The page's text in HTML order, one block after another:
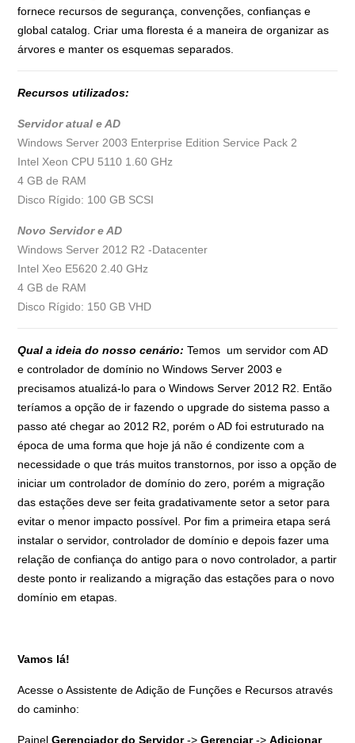
fornece recursos de segurança, convenções, confianças e
global catalog. Criar uma floresta é a maneira de organizar as
árvores e manter os esquemas separados.
Recursos utilizados:
Servidor atual e AD
Windows Server 2003 Enterprise Edition Service Pack 2
Intel Xeon CPU 5110 1.60 GHz
4 GB de RAM
Disco Rígido: 100 GB SCSI
Novo Servidor e AD
Windows Server 2012 R2 -Datacenter
Intel Xeo E5620 2.40 GHz
4 GB de RAM
Disco Rígido: 150 GB VHD
Qual a ideia do nosso cenário: Temos um servidor com AD
e controlador de domínio no Windows Server 2003 e
precisamos atualizá-lo para o Windows Server 2012 R2. Então
teríamos a opção de ir fazendo o upgrade do sistema passo a
passo até chegar ao 2012 R2, porém o AD foi estruturado na
época de uma forma que hoje já não é condizente com a
necessidade o que trás muitos transtornos, por isso a opção de
iniciar um controlador de domínio do zero, porém a migração
das estações deve ser feita gradativamente setor a setor para
evitar o menor impacto possível. Por fim a primeira etapa será
instalar o servidor, controlador de domínio e depois fazer uma
relação de confiança do antigo para o novo controlador, a partir
deste ponto ir realizando a migração das estações para o novo
domínio em etapas.
Vamos lá!
Acesse o Assistente de Adição de Funções e Recursos através
do caminho:
PainelGerenciador do Servidor->Gerenciar->Adicionar